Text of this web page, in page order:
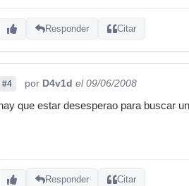
Responder Citar
#4 por D4v1d el 09/06/2008
hay que estar desesperao para buscar
Responder Citar